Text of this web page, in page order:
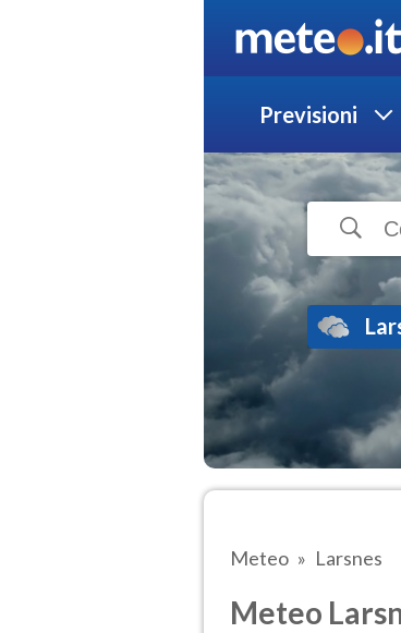
Previsioni
Meteo Larsnes
Meteo